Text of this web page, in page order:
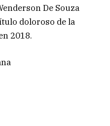
De Souza
doloroso de la
2018.